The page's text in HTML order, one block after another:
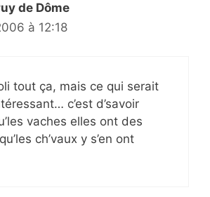
de Dôme
à 12:18
tout ça, mais ce qui serait
c’est d’savoir
vaches elles ont des
ch’vaux y s’en ont